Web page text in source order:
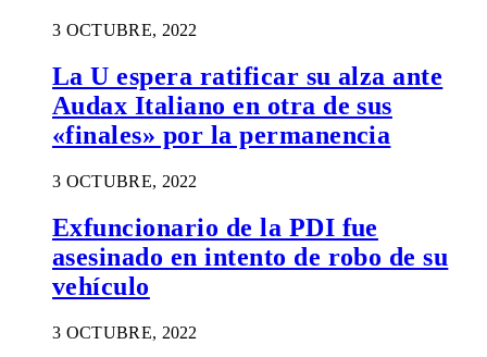
3 OCTUBRE, 2022
La U espera ratificar su alza ante
Audax Italiano en otra de sus
«finales» por la permanencia
3 OCTUBRE, 2022
Exfuncionario de la PDI fue
asesinado en intento de robo de su
vehículo
3 OCTUBRE, 2022